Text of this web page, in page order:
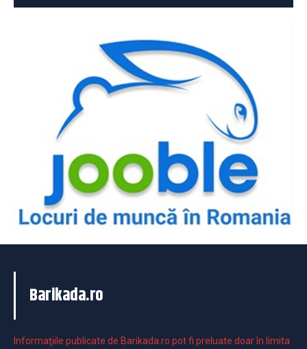
Barikada.ro
Informaţiile publicate de Barikada.ro pot fi preluate doar în limita